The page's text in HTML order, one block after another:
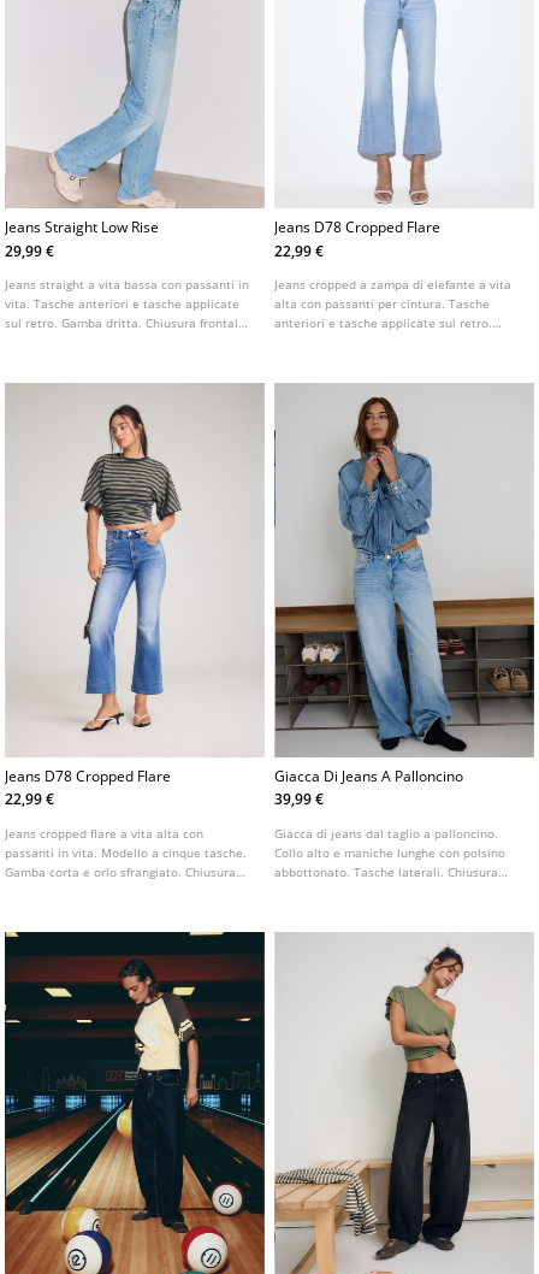
Jeans Straight Low Rise
29,99 €
Jeans straight a vita bassa con passanti in
vita. Tasche anteriori e tasche applicate
sul retro. Gamba dritta. Chiusura frontale
Jeans D78 Cropped Flare
22,99 €
Jeans cropped a zampa di elefante a vita
alta con passanti per cintura. Tasche
anteriori e tasche applicate sul retro.
Disponibile in vari colori.
Jeans D78 Cropped Flare
22,99 €
Jeans cropped flare a vita alta con
passanti in vita. Modello a cinque tasche.
Gamba corta e orlo sfrangiato. Chiusura
Giacca Di Jeans A Palloncino
39,99 €
Giacca di jeans dal taglio a palloncino.
Collo alto e maniche lunghe con polsino
abbottonato. Tasche laterali. Chiusura
colori.